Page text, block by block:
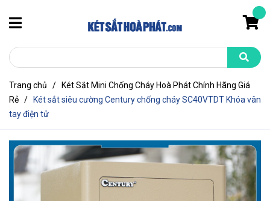
Trang chủ /
Két Sắt Mini Chống Cháy Hoà Phát Chính Hãng Giá
Rẻ /
Két sắt siêu cường Century chống cháy SC40VTDT Khóa vân
tay điện tử